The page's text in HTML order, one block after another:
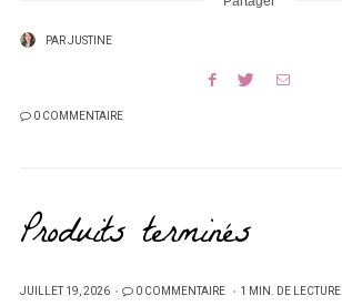
PARJUSTINE
0 COMMENTAIRE
Produits terminés
PUBLIÉ
JUILLET 19, 2026 0 COMMENTAIRE 1 MIN. DE LECTURE